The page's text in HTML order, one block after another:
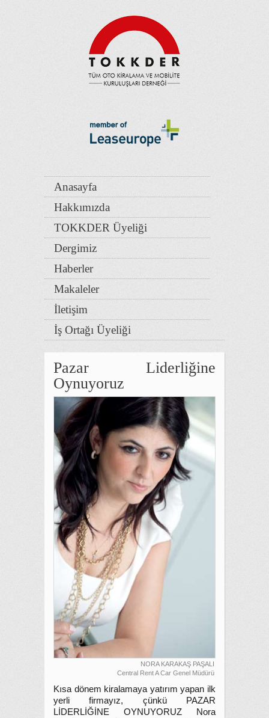
Anasayfa
Hakkımızda
TOKKDER Üyeliği
Dergimiz
Haberler
Makaleler
İletişim
İş Ortağı Üyeliği
Pazar Liderliğine
Oynuyoruz
NORA KARAKAŞ PAŞALI
Central Rent A Car Genel Müdürü
Kısa dönem kiralamaya yatırım yapan ilk
yerli firmayız, çünkü PAZAR
LİDERLİĞİNE OYNUYORUZ Nora